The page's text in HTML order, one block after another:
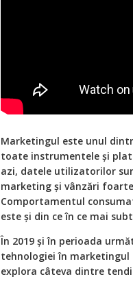
Marketingul este unul
toate instrumentele și
azi, datele utilizatorilor
marketing și vânzări
Comportamentul
este și din ce în ce mai
În 2019 și în perioada
tehnologiei în marketingul
explora câteva dintre